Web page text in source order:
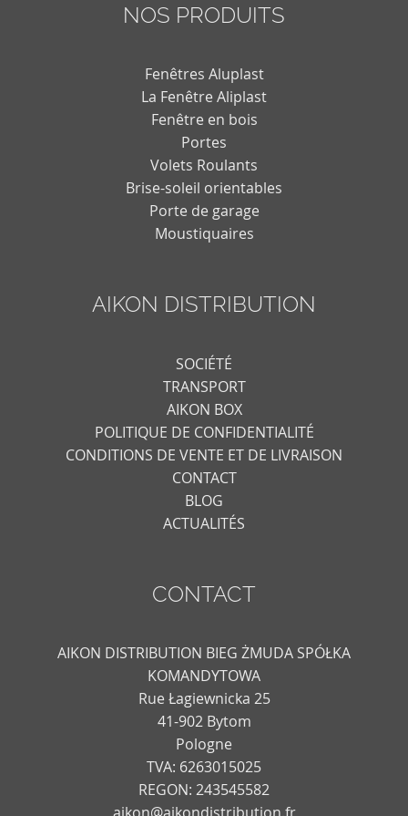
NOS PRODUITS
Fenêtres Aluplast
La Fenêtre Aliplast
Fenêtre en bois
Portes
Volets Roulants
Brise-soleil orientables
Porte de garage
Moustiquaires
AIKON DISTRIBUTION
SOCIÉTÉ
TRANSPORT
AIKON BOX
POLITIQUE DE CONFIDENTIALITÉ
CONDITIONS DE VENTE ET DE LIVRAISON
CONTACT
BLOG
ACTUALITÉS
CONTACT
AIKON DISTRIBUTION BIEG ŻMUDA SPÓŁKA
KOMANDYTOWA
Rue Łagiewnicka 25
41-902 Bytom
Pologne
TVA: 6263015025
REGON: 243545582